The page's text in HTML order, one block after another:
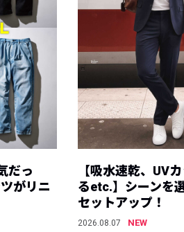
だっ
がリニ
【吸水速乾、UV
るetc.】シーンを
セットアップ！
2026.08.07
NEW